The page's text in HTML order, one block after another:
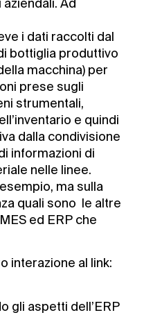
i dati raccolti dal
bottiglia produttivo
macchina) per
prese sugli
strumentali,
e quindi
dalla condivisione
informazioni di
nelle linee.
ma sulla
quali sono le altre
ed ERP che
interazione al link:
gli aspetti dell’ERP